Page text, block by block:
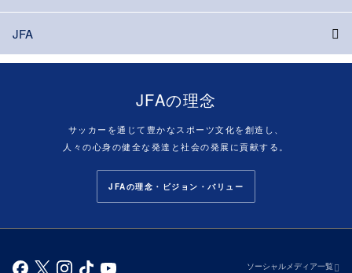
JFA
JFAの理念
サッカーを通じて豊かなスポーツ文化を創造し、
人々の心身の健全な発達と社会の発展に貢献する。
JFAの理念・ビジョン・バリュー
ソーシャルメディア一覧